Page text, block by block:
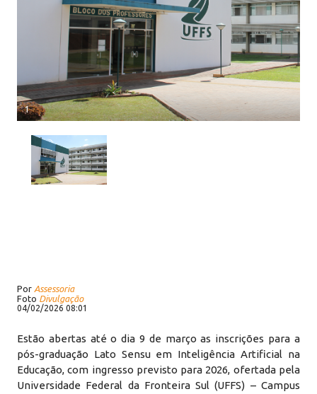
1
Por Assessoria
Foto Divulgação
04/02/2026 08:01
Estão abertas até o dia 9 de março as inscrições para a
pós-graduação Lato Sensu em Inteligência Artificial na
Educação, com ingresso previsto para 2026, ofertada pela
Universidade Federal da Fronteira Sul (UFFS) – Campus